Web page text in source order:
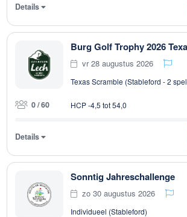
Details
vr 28 augustus 2026
Texas Scramble (Stableford - 2
0 / 60 HCP -4,5 tot 54,0
Details
Sonntig Jahreschallenge
zo 30 augustus 2026
Individueel (Stableford)